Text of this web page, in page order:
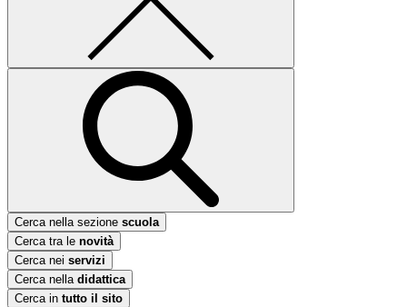
Cerca nella sezione scuola
Cerca tra le novità
Cerca nei servizi
Cerca nella didattica
Cerca in tutto il sito